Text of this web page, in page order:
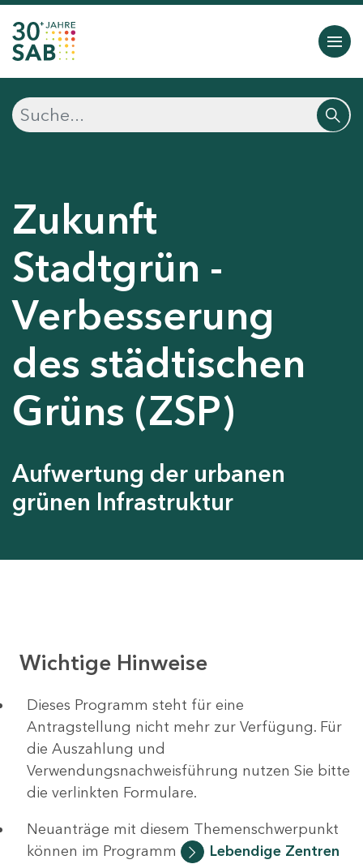
Zukunft
Stadtgrün -
Verbesserung
des städtischen
Grüns (ZSP)
Aufwertung der urbanen
grünen Infrastruktur
Wichtige Hinweise
Dieses Programm steht für eine
Antragstellung nicht mehr zur Verfügung. Für
die Auszahlung und
Verwendungsnachweisführung nutzen Sie bitte
die verlinkten Formulare.
Neuanträge mit diesem Themenschwerpunkt
können im Programm
Lebendige Zentren